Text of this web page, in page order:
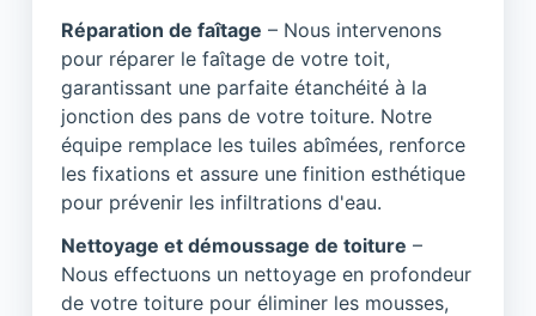
Réparation de faîtage – Nous intervenons
pour réparer le faîtage de votre toit,
garantissant une parfaite étanchéité à la
jonction des pans de votre toiture. Notre
équipe remplace les tuiles abîmées, renforce
les fixations et assure une finition esthétique
pour prévenir les infiltrations d'eau.
Nettoyage et démoussage de toiture –
Nous effectuons un nettoyage en profondeur
de votre toiture pour éliminer les mousses,